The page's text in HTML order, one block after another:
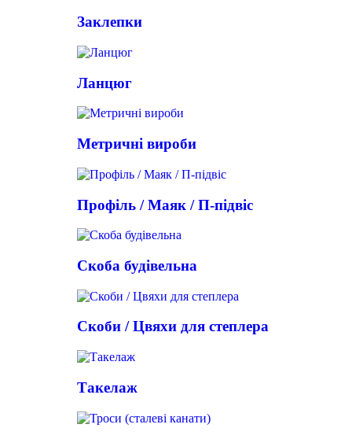
Заклепки
Ланцюг
Метричні вироби
Профіль / Маяк / П-підвіс
Скоба будівельна
Скоби / Цвяхи для степлера
Такелаж